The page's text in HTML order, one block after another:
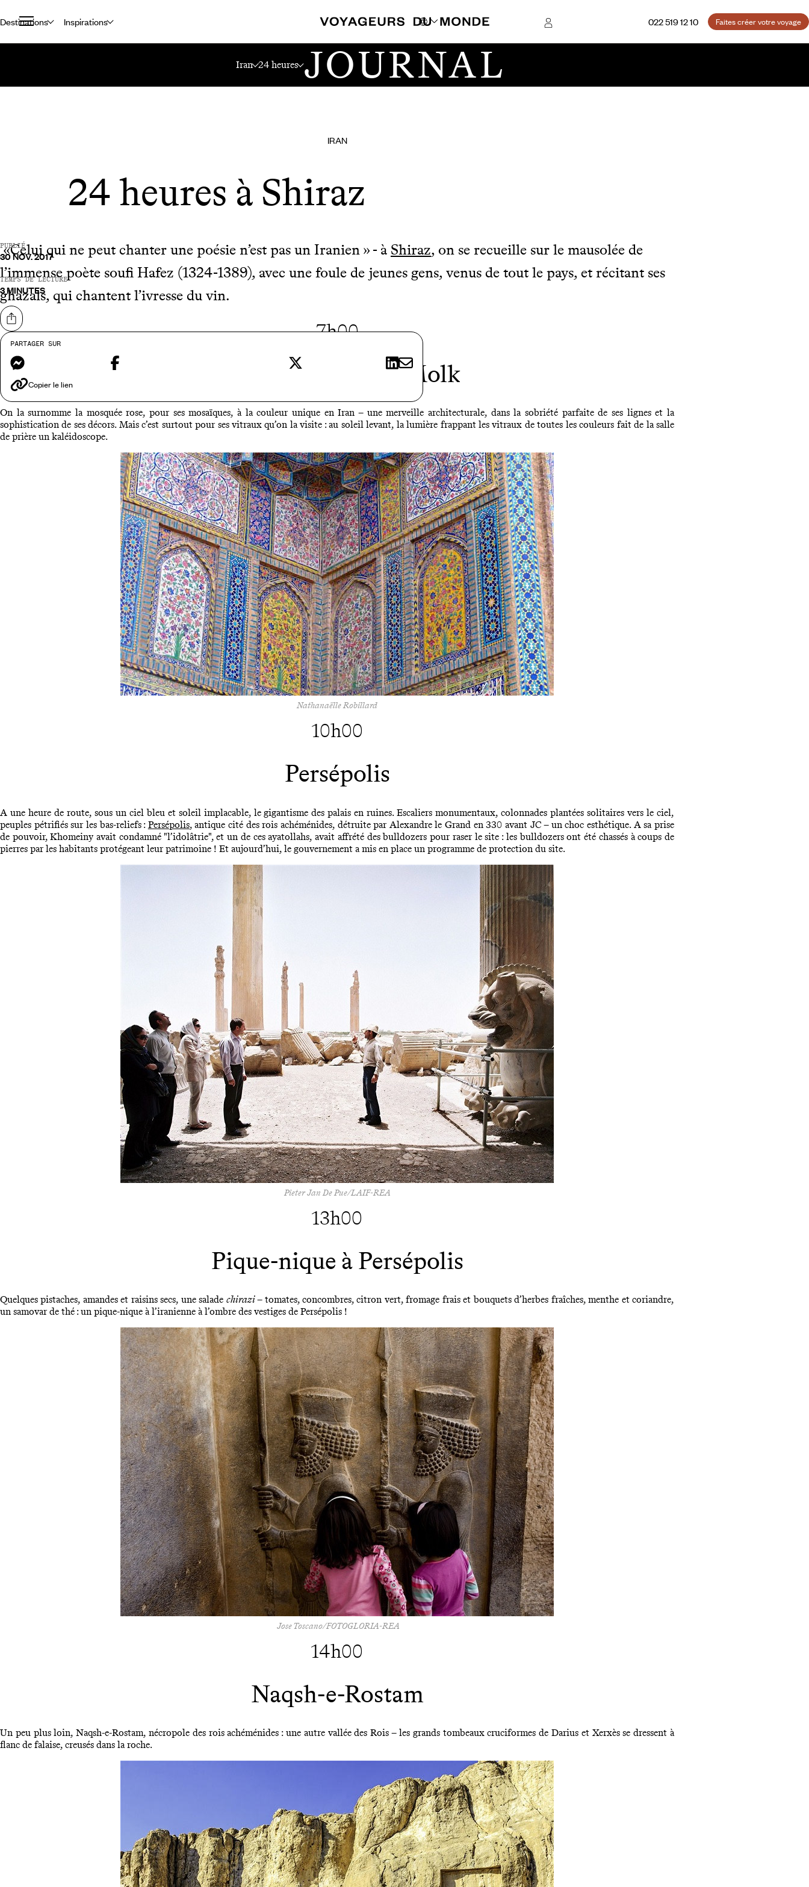
Destinations Inspirations 022 519 12 10 Faites créer votre voyage
Iran 24 heures JOURNAL
IRAN
24 heures à Shiraz
PUBLIÉ
30 NOV. 2017
TEMPS DE LECTURE
3 MINUTES
Partager sur
PARTAGER SUR
Messenger X LinkedIn
E-mail
Copier le lien
«Celui qui ne peut chanter une poésie n’est pas un Iranien » - à Shiraz, on se recueille sur le mausolée de
l’immense poète soufi Hafez (1324-1389), avec une foule de jeunes gens, venus de tout le pays, et récitant ses
ghazals, qui chantent l’ivresse du vin.
7h00
Mosquée Nasir-ol-Molk
On la surnomme la mosquée rose, pour ses mosaïques, à la couleur unique en Iran – une merveille architecturale, dans la sobriété parfaite de ses lignes et la
sophistication de ses décors. Mais c’est surtout pour ses vitraux qu’on la visite : au soleil levant, la lumière frappant les vitraux de toutes les couleurs fait de la salle
de prière un kaléidoscope.
Nathanaëlle Robillard
10h00
Persépolis
A une heure de route, sous un ciel bleu et soleil implacable, le gigantisme des palais en ruines. Escaliers monumentaux, colonnades plantées solitaires vers le ciel,
peuples pétrifiés sur les bas-reliefs : Persépolis, antique cité des rois achéménides, détruite par Alexandre le Grand en 330 avant JC – un choc esthétique. A sa prise
de pouvoir, Khomeiny avait condamné "l’idolâtrie", et un de ces ayatollahs, avait affrété des bulldozers pour raser le site : les bulldozers ont été chassés à coups de
pierres par les habitants protégeant leur patrimoine ! Et aujourd’hui, le gouvernement a mis en place un programme de protection du site.
Pieter Jan De Pue/LAIF-REA
13h00
Pique-nique à Persépolis
Quelques pistaches, amandes et raisins secs, une salade chirazi– tomates, concombres, citron vert, fromage frais et bouquets d’herbes fraîches, menthe et coriandre,
un samovar de thé : un pique-nique à l’iranienne à l’ombre des vestiges de Persépolis !
Jose Toscano/FOTOGLORIA-REA
14h00
Naqsh-e-Rostam
Un peu plus loin, Naqsh-e-Rostam, nécropole des rois achéménides : une autre vallée des Rois – les grands tombeaux cruciformes de Darius et Xerxès se dressent à
flanc de falaise, creusés dans la roche.